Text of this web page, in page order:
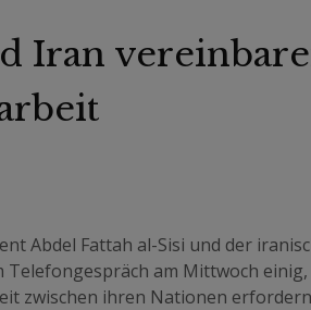
Iran
Abdel Fattah al-Sisi und der
Telefongespräch am Mittwoch
zwischen ihren Nationen